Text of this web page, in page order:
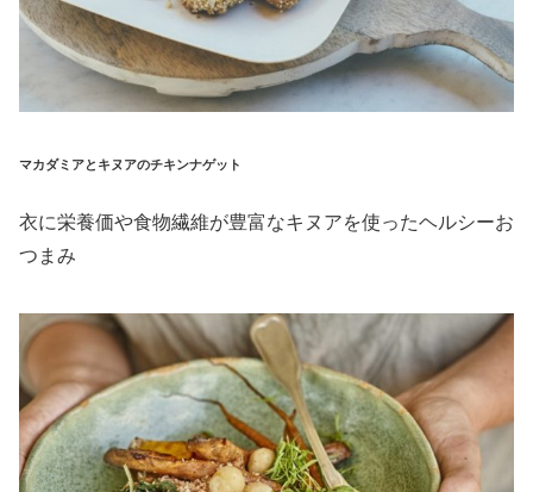
マカダミアとキヌアのチキンナゲット
衣に栄養価や食物繊維が豊富なキヌアを使ったヘルシーお
つまみ